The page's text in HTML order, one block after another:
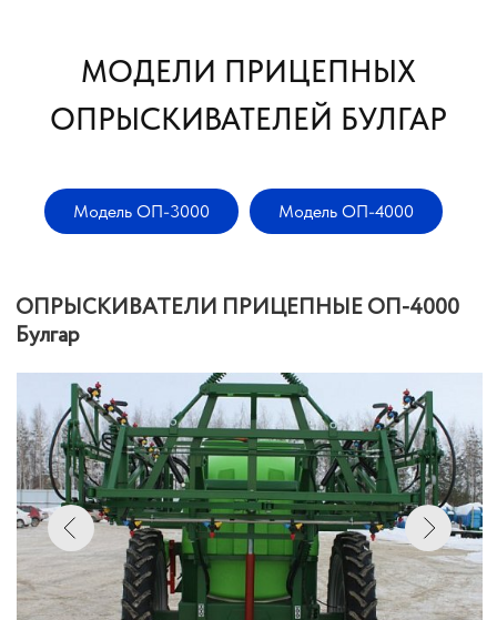
Модель ОП-3000 Модель ОП-4000
18; 21,6; 24 м
Ширина захвата:
Дополнительная ёмкость для
технической воды:
200 литров
(Hypro 1700С):
минуту
Дорожный просвет (клиренс):
70 см
Регулируемая колея:
1,4; 1,5; 1,8 м
Высота подъёма штанги: 50 – 200 см
Масса: 1 675 кг.
Агрегатируется с тракторами
класса:
1,4; 2